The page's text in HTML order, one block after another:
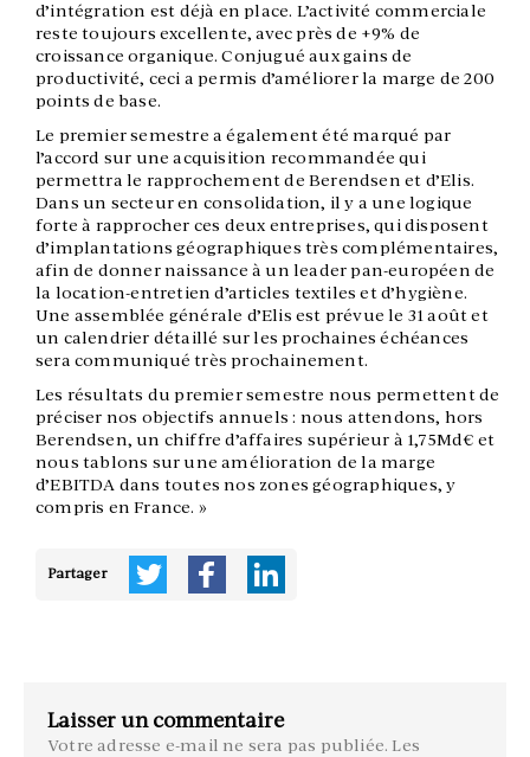
d’intégration est déjà en place. L’activité commerciale
reste toujours excellente, avec près de +9% de
croissance organique. Conjugué aux gains de
productivité, ceci a permis d’améliorer la marge de 200
points de base.
Le premier semestre a également été marqué par
l’accord sur une acquisition recommandée qui
permettra le rapprochement de Berendsen et d’Elis.
Dans un secteur en consolidation, il y a une logique
forte à rapprocher ces deux entreprises, qui disposent
d’implantations géographiques très complémentaires,
afin de donner naissance à un leader pan-européen de
la location-entretien d’articles textiles et d’hygiène.
Une assemblée générale d’Elis est prévue le 31 août et
un calendrier détaillé sur les prochaines échéances
sera communiqué très prochainement.
Les résultats du premier semestre nous permettent de
préciser nos objectifs annuels : nous attendons, hors
Berendsen, un chiffre d’affaires supérieur à 1,75Md€ et
nous tablons sur une amélioration de la marge
d’EBITDA dans toutes nos zones géographiques, y
compris en France. »
Partager
Laisser un commentaire
Votre adresse e-mail ne sera pas publiée. Les